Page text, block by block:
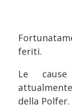
feriti.
Le
della Polfer.